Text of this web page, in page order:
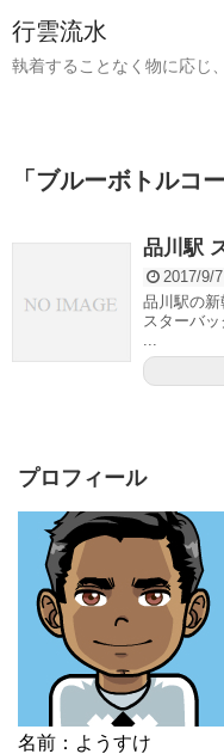
行雲流水
執着することなく物に応じ
「 ブルーボトルコ
品川駅
2017/9/7
品川駅の
スターバ
プロフィール
名前：ようすけ